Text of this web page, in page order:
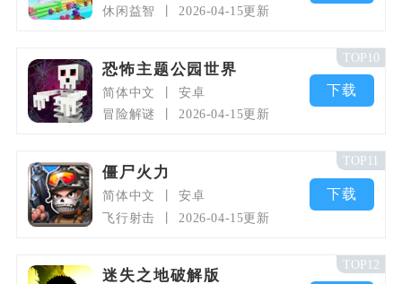
休闲益智
2026-04-15更新
恐怖主题公园世界
简体中文
安卓
冒险解谜
2026-04-15更新
下载
TOP10
僵尸火力
简体中文
安卓
飞行射击
2026-04-15更新
下载
TOP11
迷失之地破解版
TOP12